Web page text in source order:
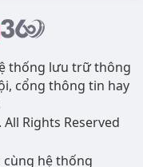
thống lưu trữ thông
cổng thông tin hay
Rights Reserved
cùng hệ thống